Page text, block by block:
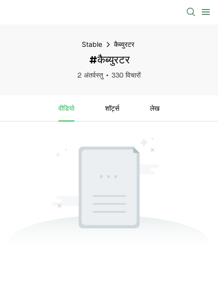
Stable कैब्युरटर
#कैब्युरटर
2 अंतर्वस्तु 330 विचारों
वीडियो शॉर्ट्स लेख